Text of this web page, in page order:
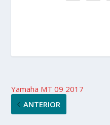
Yamaha MT 09 2017
ANTERIOR